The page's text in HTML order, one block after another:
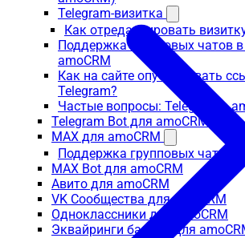
Telegram-визитка
Как отредактировать
Поддержка групповых чатов
amoCRM
Как на сайте опубликовать
Telegram?
Частые вопросы: Telegram в
Telegram Bot для amoCRM
MAX для amoCRM
Поддержка групповых чатов
MAX Bot для amoCRM
Авито для amoCRM
VK Сообщества для amoCRM
Одноклассники для amoCRM
Эквайринги банков для